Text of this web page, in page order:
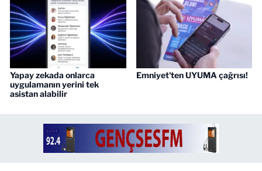
Yapay zekada onlarca
uygulamanın yerini tek
asistan alabilir
Emniyet'ten UYUMA çağrısı!